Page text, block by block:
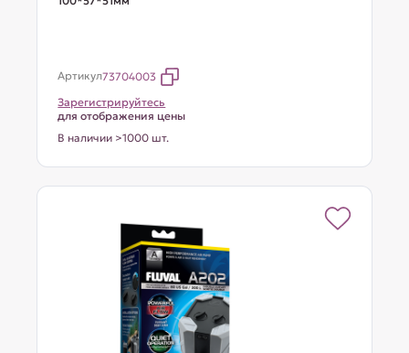
Артикул73704003
Зарегистрируйтесь
для отображения цены
В наличии >1000 шт.